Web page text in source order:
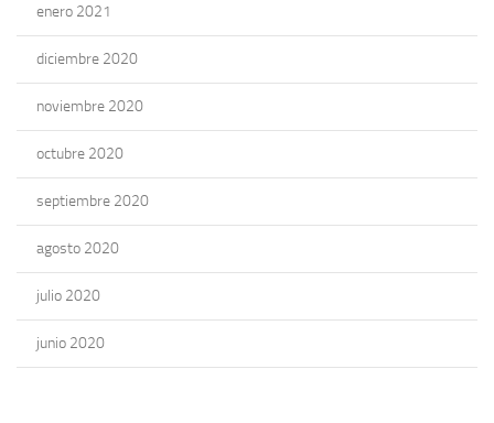
enero 2021
diciembre 2020
noviembre 2020
octubre 2020
septiembre 2020
agosto 2020
julio 2020
junio 2020